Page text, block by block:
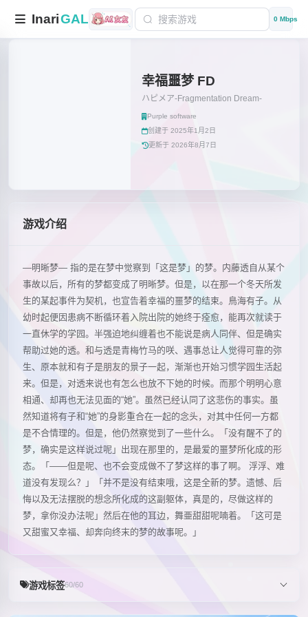
InariGAL 0 Mbps
幸福噩梦 FD
ハピメア-Fragmentation Dream-
Purple software
创建于 2025年1月2日
更新于 2026年8月7日
游戏介绍
―明晰梦― 指的是在梦中觉察到「这是梦」的梦。内藤透自从某个
事故以后，所有的梦都变成了明晰梦。但是，以在那一个冬天所发
生的某起事件为契机，也宣告着幸福的噩梦的结束。鳥海有子。从
幼时起便因患病不断循环着入院出院的她终于痊愈，能再次就读于
一直休学的学园。半强迫地纠缠着也不能说是病人同伴、但是确实
帮助过她的透。和与透是青梅竹马的咲、遇事总让人觉得可靠的弥
生、原本就和有子是朋友的景子一起，渐渐也开始习惯学园生活起
来。但是，对透来说也有怎么也放不下她的时候。而那个明明心意
相通、却再也无法见面的“她”。虽然已经认同了这悲伤的事实。虽
然知道将有子和“她”的身影重合在一起的念头，对其中任何一方都
是不合情理的。但是，他仍然察觉到了一些什么。「没有醒不了的
梦，确实是这样说过呢」出现在那里的，是最爱的噩梦所化成的形
态。「――但是呢、也不会变成做不了梦这样的事了啊。 浮浮、难
道没有发现么？」「并不是没有结束哦，这是全新的梦。遗憾、后
悔以及无法摆脱的想念所化成的这副躯体，真是的，尽做这样的
梦，拿你没办法呢」然后在他的耳边，舞亜甜甜呢喃着。「这可是
又甜蜜又幸福、却奔向终末的梦的故事呢。」
游戏标签60/60